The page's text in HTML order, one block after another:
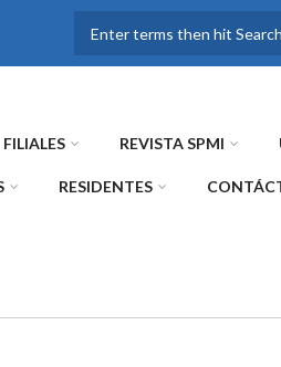
FORMULARIO
FILIALES REVISTA SPMI
RESIDENTES